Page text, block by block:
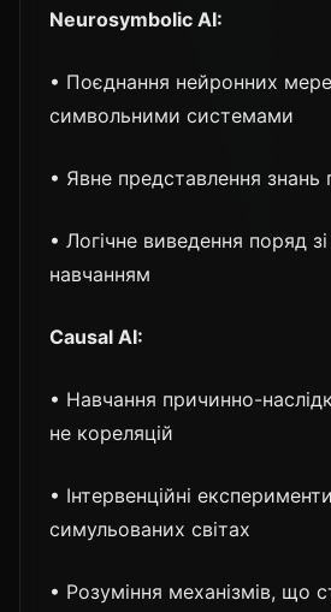
Neurosymbolic AI:
• Поєднання нейронних
символьними системами
• Явне представлення знань
• Логічне виведення поряд
навчанням
Causal AI:
• Навчання причинно-
не кореляцій
• Інтервенційні
симульованих світах
• Розуміння механізмів, що